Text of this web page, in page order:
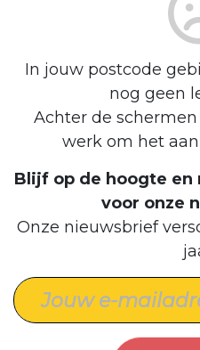
In jouw postcode
nog geen
Achter de
werk om het
Blijf op de hoogte en
voor onze
Onze nieuwsbrief